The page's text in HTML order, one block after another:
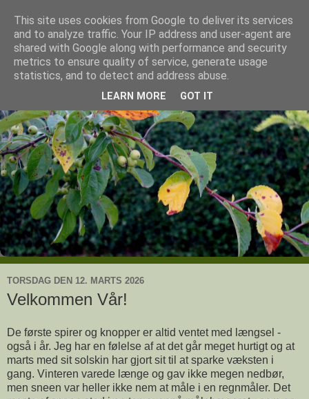
Ullas have
- en knoldesparkers betragtninger
TORSDAG DEN 12. MARTS 2026
Velkommen Vår!
De første spirer og knopper er altid ventet med længsel -
også i år. Jeg har en følelse af at det går meget hurtigt og at
marts med sit solskin har gjort sit til at sparke væksten i
gang. Vinteren varede længe og gav ikke megen nedbør,
men sneen var heller ikke nem at måle i en regnmåler. Det
This site uses cookies from Google to deliver its services
and to analyze traffic. Your IP address and user-agent are
shared with Google along with performance and security
metrics to ensure quality of service, generate usage
statistics, and to detect and address abuse.
LEARN MORE GOT IT